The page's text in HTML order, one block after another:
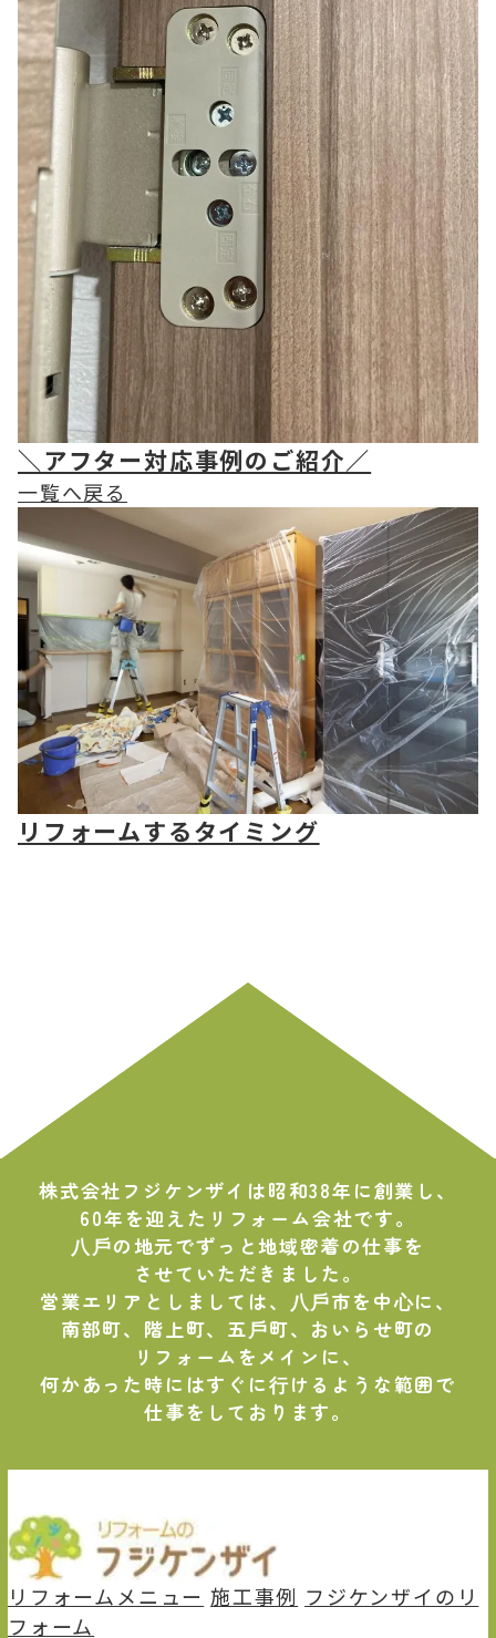
＼アフター対応事例のご紹介／
一覧へ戻る
リフォームするタイミング
株式会社フジケンザイは昭和38年に創業し、
60年を迎えたリフォーム会社です。
⼋⼾の地元でずっと地域密着の仕事を
させていただきました。
営業エリアとしましては、⼋⼾市を中⼼に、
南部町、階上町、五⼾町、おいらせ町の
リフォームをメインに、
何かあった時にはすぐに⾏けるような範囲で
仕事をしております。
リフォームメニュー 施⼯事例 フジケンザイのリ
フォーム